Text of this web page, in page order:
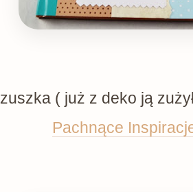
( już z deko ją
Pachnące